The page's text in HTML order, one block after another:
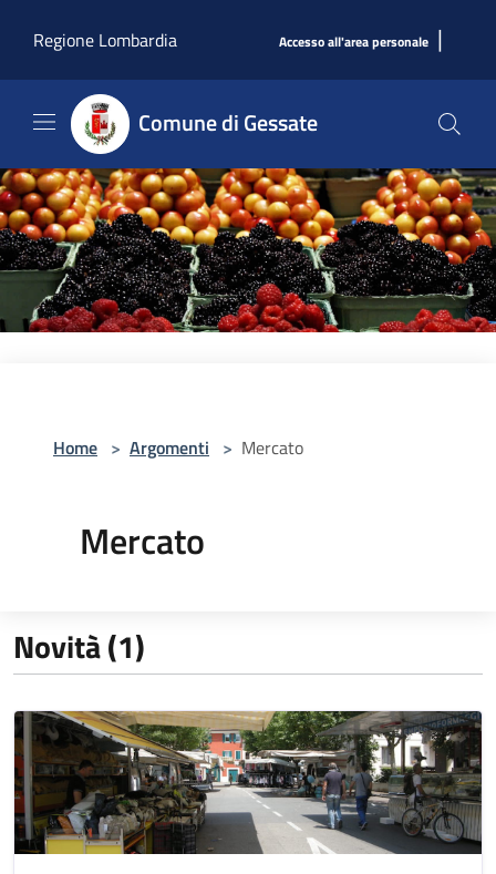
Regione Lombardia
Accesso all'area personale |
Comune di Gessate
Home > Argomenti > Mercato
Mercato
Novità (1)